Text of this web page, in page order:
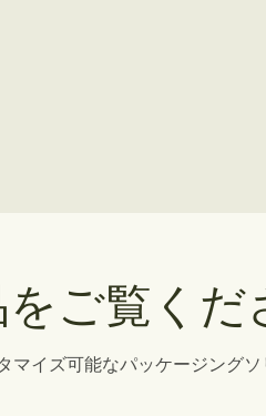
ご覧くだ
イズ可能なパッケージング